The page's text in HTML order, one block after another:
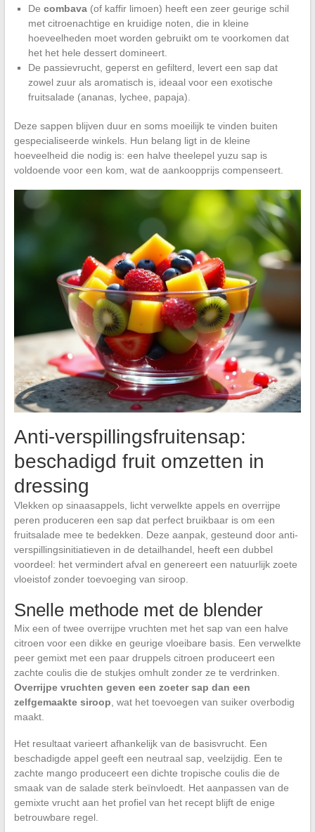
De combava(of kaffir limoen) heeft een zeer geurige schil
met citroenachtige en kruidige noten, die in kleine
hoeveelheden moet worden gebruikt om te voorkomen dat
het het hele dessert domineert.
De passievrucht, geperst en gefilterd, levert een sap dat
zowel zuur als aromatisch is, ideaal voor een exotische
fruitsalade (ananas, lychee, papaja).
Deze sappen blijven duur en soms moeilijk te vinden buiten
gespecialiseerde winkels. Hun belang ligt in de kleine
hoeveelheid die nodig is: een halve theelepel yuzu sap is
voldoende voor een kom, wat de aankoopprijs compenseert.
Anti-verspillingsfruitensap:
beschadigd fruit omzetten in
dressing
Vlekken op sinaasappels, licht verwelkte appels en overrijpe
peren produceren een sap dat perfect bruikbaar is om een
fruitsalade mee te bedekken. Deze aanpak, gesteund door anti-
verspillingsinitiatieven in de detailhandel, heeft een dubbel
voordeel: het vermindert afval en genereert een natuurlijk zoete
vloeistof zonder toevoeging van siroop.
Snelle methode met de blender
Mix een of twee overrijpe vruchten met het sap van een halve
citroen voor een dikke en geurige vloeibare basis. Een verwelkte
peer gemixt met een paar druppels citroen produceert een
zachte coulis die de stukjes omhult zonder ze te verdrinken.
Overrijpe vruchten geven een zoeter sap dan een
zelfgemaakte siroop, wat het toevoegen van suiker overbodig
maakt.
Het resultaat varieert afhankelijk van de basisvrucht. Een
beschadigde appel geeft een neutraal sap, veelzijdig. Een te
zachte mango produceert een dichte tropische coulis die de
smaak van de salade sterk beïnvloedt. Het aanpassen van de
gemixte vrucht aan het profiel van het recept blijft de enige
betrouwbare regel.